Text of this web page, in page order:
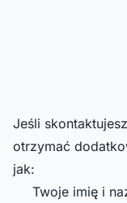
Jeśli
otrzymać
jak:
Twoje imię i